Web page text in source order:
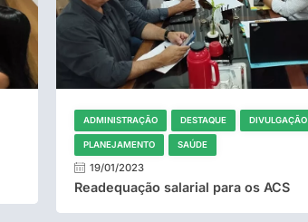
ADMINISTRAÇÃO DESTAQUE DIVULGAÇÃO
PLANEJAMENTO SAÚDE
19/01/2023
Readequação salarial para os ACS